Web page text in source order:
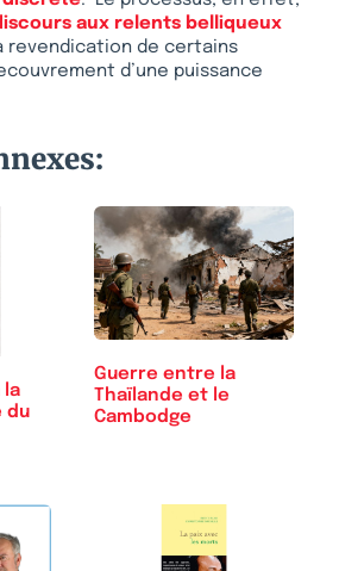
aux relents belliqueux
revendication de certains
d’une puissance
la
du
Guerre entre la
Thaïlande et le
Cambodge